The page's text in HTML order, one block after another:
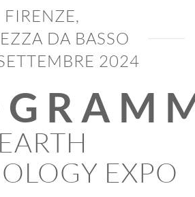
FIRENZE,
DA BASSO
2024
EARTH
EXPO